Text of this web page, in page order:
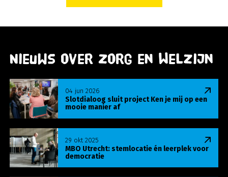
Nieuws over Zorg en Welzijn
Slotdialoog sluit project Ken je mij op een
mooie manier af
04 jun 2026
Lees meer over Slotdialoog sluit project Ken je
MBO Utrecht: stemlocatie én leerplek voor
democratie
29 okt 2025
Lees meer over MBO Utrecht: stemlocatie én